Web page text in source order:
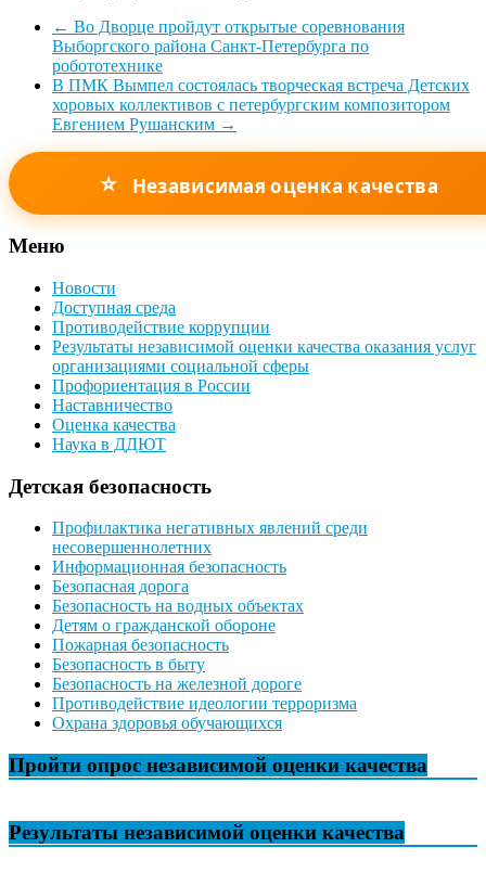
← Во Дворце пройдут открытые соревнования
Выборгского района Санкт-Петербурга по
робототехнике
В ПМК Вымпел состоялась творческая встреча Детских
хоровых коллективов с петербургским композитором
Евгением Рушанским →
⭐ Независимая оценка качества
Меню
Новости
Доступная среда
Противодействие коррупции
Результаты независимой оценки качества оказания услуг
организациями социальной сферы
Профориентация в России
Наставничество
Оценка качества
Наука в ДДЮТ
Детская безопасность
Профилактика негативных явлений среди
несовершеннолетних
Информационная безопасность
Безопасная дорога
Безопасность на водных объектах
Детям о гражданской обороне
Пожарная безопасность
Безопасность в быту
Безопасность на железной дороге
Противодействие идеологии терроризма
Охрана здоровья обучающихся
Пройти опрос независимой оценки качества
Результаты независимой оценки качества